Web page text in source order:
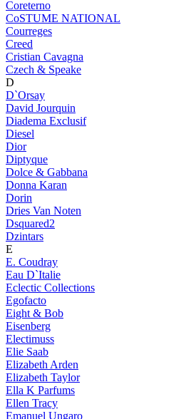
Coreterno
CoSTUME NATIONAL
Courreges
Creed
Cristian Cavagna
Czech & Speake
D
D`Orsay
David Jourquin
Diadema Exclusif
Diesel
Dior
Diptyque
Dolce & Gabbana
Donna Karan
Dorin
Dries Van Noten
Dsquared2
Dzintars
E
E. Coudray
Eau D`Italie
Eclectic Collections
Egofacto
Eight & Bob
Eisenberg
Electimuss
Elie Saab
Elizabeth Arden
Elizabeth Taylor
Ella K Parfums
Ellen Tracy
Emanuel Ungaro